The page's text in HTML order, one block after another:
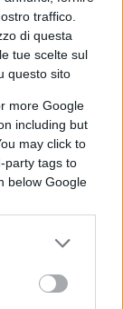
traffico.
di questa
tue scelte sul
questo sito
more Google
including but
may click to
party tags to
below Google
più che
è il momento
abbracciato